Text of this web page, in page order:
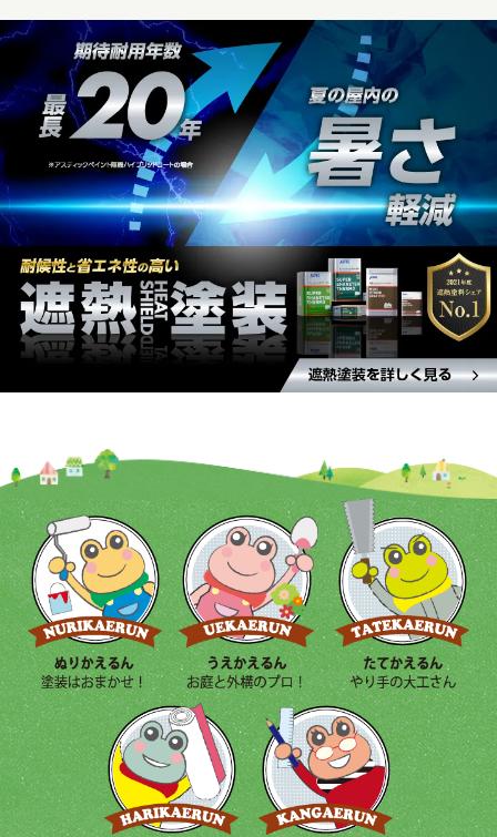
とで、少し古い印象があったマンションの外観に
新たな魅力を加え、見た目の印象を大きく変える
ことができます。
魅力的な環境を提供し、新規入居者を惹きつけま
す。設備の更新やバリアフリー対応などで多様な
ニーズに応え、幅広い層の入居者を獲得できま
す。 また、耐久性や安全性向上により、長期的な
入居率の向上が期待できます。さらに、大規模修
繕は管理組合や入居者間のコミュニケーション促
進や、共同でマンションを維持する意識を高める
きっかけとなります。適切な計画・実施で、マン
ションの価値を高め、魅力的な住環境を提供しま
しょう。